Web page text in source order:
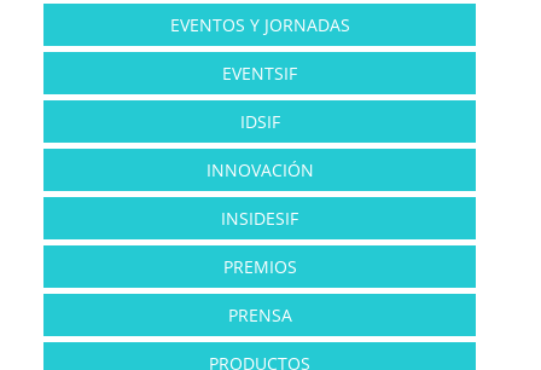
EVENTOS Y JORNADAS
EVENTSIF
IDSIF
INNOVACIÓN
INSIDESIF
PREMIOS
PRENSA
PRODUCTOS